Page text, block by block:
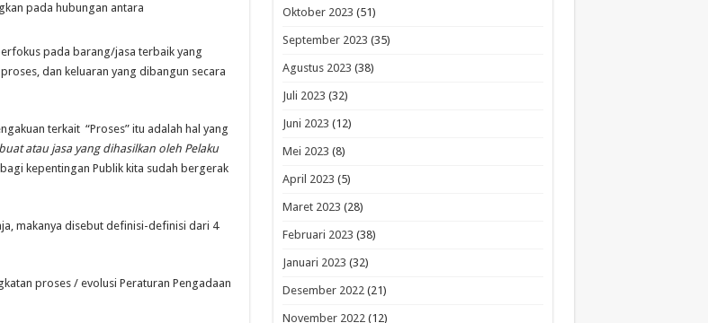
pada hubungan antara
pada barang/jasa terbaik yang
dan keluaran yang dibangun secara
terkait “Proses” itu adalah hal yang
atau jasa yang dihasilkan oleh Pelaku
kepentingan Publik kita sudah bergerak
makanya disebut definisi-definisi dari 4
proses / evolusi Peraturan Pengadaan
Oktober 2023 (51)
September 2023 (35)
Agustus 2023 (38)
Juli 2023 (32)
Juni 2023 (12)
Mei 2023 (8)
April 2023 (5)
Maret 2023 (28)
Februari 2023 (38)
Januari 2023 (32)
Desember 2022(21)
November 2022(12)